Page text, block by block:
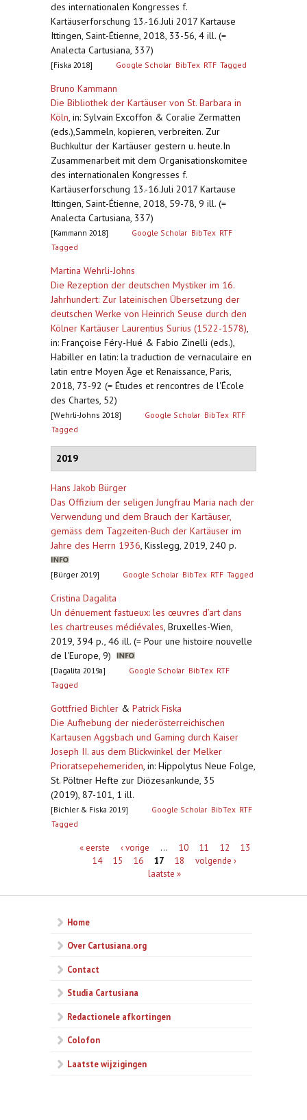
des internationalen Kongresses f.
Kartäuserforschung 13.-16.Juli 2017 Kartause
Ittingen, Saint-Étienne, 2018, 33-56, 4 ill. (=
Analecta Cartusiana, 337)
[Fiska 2018] Google Scholar BibTex RTF Tagged
Bruno Kammann
Die Bibliothek der Kartäuser von St. Barbara in
Köln, in: Sylvain Excoffon & Coralie Zermatten
(eds.),Sammeln, kopieren, verbreiten. Zur
Buchkultur der Kartäuser gestern u. heute.In
Zusammenarbeit mit dem Organisationskomitee
des internationalen Kongresses f.
Kartäuserforschung 13.-16.Juli 2017 Kartause
Ittingen, Saint-Étienne, 2018, 59-78, 9 ill. (=
Analecta Cartusiana, 337)
[Kammann 2018] Google Scholar BibTex RTF
Tagged
Martina Wehrli-Johns
Die Rezeption der deutschen Mystiker im 16.
Jahrhundert: Zur lateinischen Übersetzung der
deutschen Werke von Heinrich Seuse durch den
Kölner Kartäuser Laurentius Surius (1522-1578),
in: Françoise Féry-Hué & Fabio Zinelli (eds.),
Habiller en latin: la traduction de vernaculaire en
latin entre Moyen Äge et Renaissance, Paris,
2018, 73-92 (= Études et rencontres de l'École
des Chartes, 52)
[Wehrli-Johns 2018] Google Scholar BibTex RTF
Tagged
2019
Hans Jakob Bürger
Das Offizium der seligen Jungfrau Maria nach der
Verwendung und dem Brauch der Kartäuser,
gemäss dem Tagzeiten-Buch der Kartäuser im
Jahre des Herrn 1936, Kisslegg, 2019, 240 p.
[Bürger 2019] Google Scholar BibTex RTF Tagged
Cristina Dagalita
Un dénuement fastueux: les œuvres d’art dans
les chartreuses médiévales, Bruxelles-Wien,
2019, 394 p., 46 ill. (= Pour une histoire nouvelle
de l'Europe, 9)
[Dagalita 2019a] Google Scholar BibTex RTF
Tagged
Gottfried Bichler & Patrick Fiska
Die Aufhebung der niederösterreichischen
Kartausen Aggsbach und Gaming durch Kaiser
Joseph II. aus dem Blickwinkel der Melker
Prioratsepehemeriden, in: Hippolytus Neue Folge,
St. Pöltner Hefte zur Diözesankunde, 35
(2019), 87-101, 1 ill.
[Bichler & Fiska 2019] Google Scholar BibTex RTF
Tagged
Pagina's« eerste ‹ vorige … 10 11 12
13
14
15 16 17 18
volgende ›
laatste »
Home
Over Cartusiana.org
Contact
Studia Cartusiana
Redactionele afkortingen
Colofon
Laatste wijzigingen